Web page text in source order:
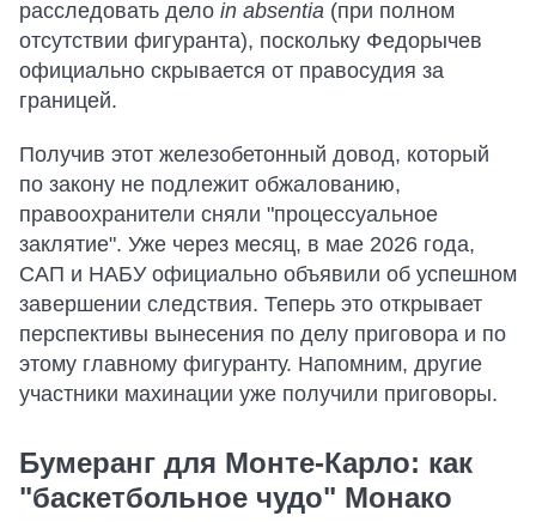
расследовать дело in absentia (при полном
отсутствии фигуранта), поскольку Федорычев
официально скрывается от правосудия за
границей.
Получив этот железобетонный довод, который
по закону не подлежит обжалованию,
правоохранители сняли "процессуальное
заклятие". Уже через месяц, в мае 2026 года,
САП и НАБУ официально объявили об успешном
завершении следствия. Теперь это открывает
перспективы вынесения по делу приговора и по
этому главному фигуранту. Напомним, другие
участники махинации уже получили приговоры.
Бумеранг для Монте-Карло: как
"баскетбольное чудо" Монако